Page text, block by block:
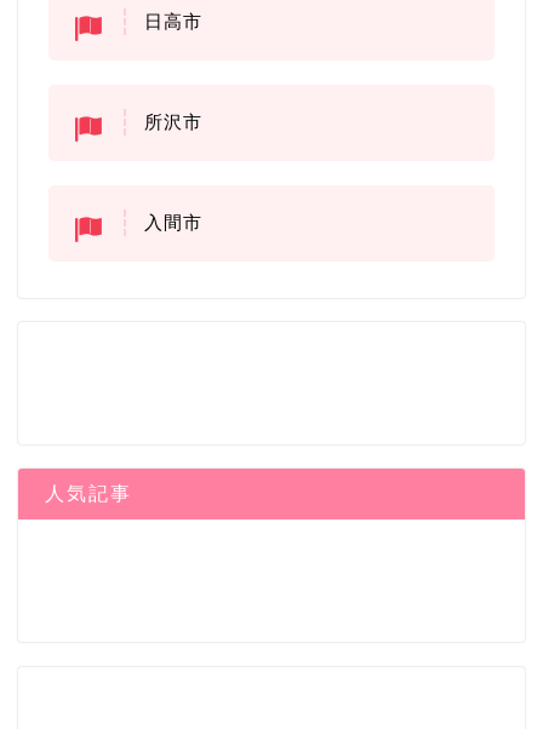
日高市
所沢市
入間市
人気記事